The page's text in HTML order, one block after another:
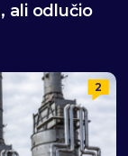
ali odlučio
2